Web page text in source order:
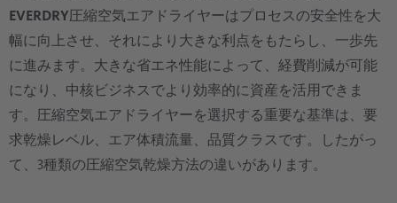
EVERDRY圧縮空気エアドライヤーはプロセスの安全性を大
幅に向上させ、それにより大きな利点をもたらし、一歩先
に進みます。大きな省エネ性能によって、経費削減が可能
になり、中核ビジネスでより効率的に資産を活用できま
す。圧縮空気エアドライヤーを選択する重要な基準は、要
求乾燥レベル、エア体積流量、品質クラスです。したがっ
て、3種類の圧縮空気乾燥方法の違いがあります。